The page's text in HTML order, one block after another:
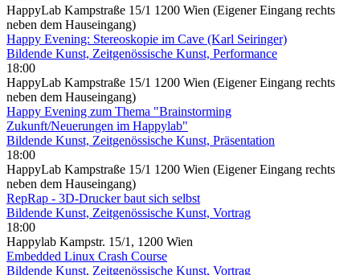
HappyLab Kampstraße 15/1 1200 Wien (Eigener Eingang rechts
neben dem Hauseingang)
Happy Evening: Stereoskopie im Cave (Karl Seiringer)
Bildende Kunst, Zeitgenössische Kunst, Performance
18:00
HappyLab Kampstraße 15/1 1200 Wien (Eigener Eingang rechts
neben dem Hauseingang)
Happy Evening zum Thema "Brainstorming
Zukunft/Neuerungen im Happylab"
Bildende Kunst, Zeitgenössische Kunst, Präsentation
18:00
HappyLab Kampstraße 15/1 1200 Wien (Eigener Eingang rechts
neben dem Hauseingang)
RepRap - 3D-Drucker baut sich selbst
Bildende Kunst, Zeitgenössische Kunst, Vortrag
18:00
Happylab Kampstr. 15/1, 1200 Wien
Embedded Linux Crash Course
Bildende Kunst, Zeitgenössische Kunst, Vortrag